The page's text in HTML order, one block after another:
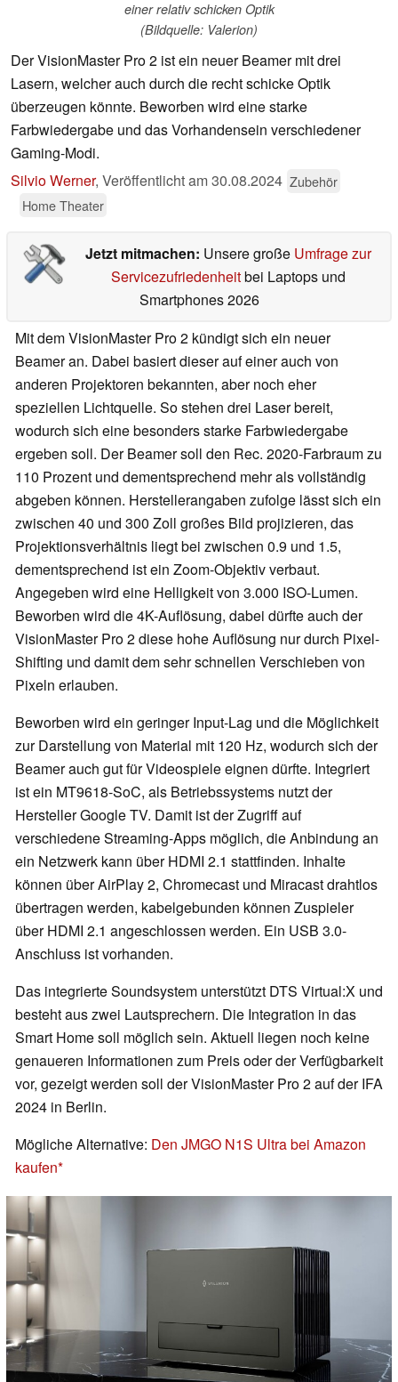
einer relativ schicken Optik
(Bildquelle: Valerion)
Der VisionMaster Pro 2 ist ein neuer Beamer mit drei
Lasern, welcher auch durch die recht schicke Optik
überzeugen könnte. Beworben wird eine starke
Farbwiedergabe und das Vorhandensein verschiedener
Gaming-Modi.
Silvio Werner, Veröffentlicht am30.08.2024 Zubehör
Home Theater
Jetzt mitmachen: Unsere große Umfrage zur
Servicezufriedenheitbei Laptops und
Smartphones 2026
Mit dem VisionMaster Pro 2 kündigt sich ein neuer
Beamer an. Dabei basiert dieser auf einer auch von
anderen Projektoren bekannten, aber noch eher
speziellen Lichtquelle. So stehen drei Laser bereit,
wodurch sich eine besonders starke Farbwiedergabe
ergeben soll. Der Beamer soll den Rec. 2020-Farbraum zu
110 Prozent und dementsprechend mehr als vollständig
abgeben können. Herstellerangaben zufolge lässt sich ein
zwischen 40 und 300 Zoll großes Bild projizieren, das
Projektionsverhältnis liegt bei zwischen 0.9 und 1.5,
dementsprechend ist ein Zoom-Objektiv verbaut.
Angegeben wird eine Helligkeit von 3.000 ISO-Lumen.
Beworben wird die 4K-Auflösung, dabei dürfte auch der
VisionMaster Pro 2 diese hohe Auflösung nur durch Pixel-
Shifting und damit dem sehr schnellen Verschieben von
Pixeln erlauben.
Beworben wird ein geringer Input-Lag und die Möglichkeit
zur Darstellung von Material mit 120 Hz, wodurch sich der
Beamer auch gut für Videospiele eignen dürfte. Integriert
ist ein MT9618-SoC, als Betriebssystems nutzt der
Hersteller Google TV. Damit ist der Zugriff auf
verschiedene Streaming-Apps möglich, die Anbindung an
ein Netzwerk kann über HDMI 2.1 stattfinden. Inhalte
können über AirPlay 2, Chromecast und Miracast drahtlos
übertragen werden, kabelgebunden können Zuspieler
über HDMI 2.1 angeschlossen werden. Ein USB 3.0-
Anschluss ist vorhanden.
Das integrierte Soundsystem unterstützt DTS Virtual:X und
besteht aus zwei Lautsprechern. Die Integration in das
Smart Home soll möglich sein. Aktuell liegen noch keine
genaueren Informationen zum Preis oder der Verfügbarkeit
vor, gezeigt werden soll der VisionMaster Pro 2 auf der IFA
2024 in Berlin.
Mögliche Alternative: Den JMGO N1S Ultra bei Amazon
kaufen